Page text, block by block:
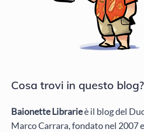
Cosa trovi in questo blog?
Baionette Librarieè il blog del
Marco Carrara, fondato nel 2007